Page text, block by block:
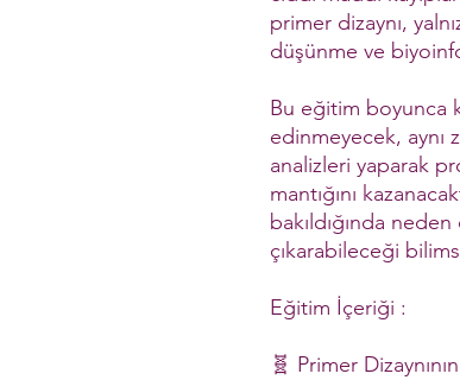
primer dizaynı,
düşünme ve
Bu eğitim boyunca
edinmeyecek,
analizleri yaparak
mantığını
bakıldığında
çıkarabileceği
Eğitim İçeriği :
🧬 Primer